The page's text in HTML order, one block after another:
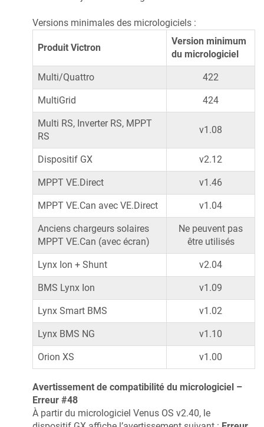
Versions minimales des micrologiciels :
Produit Victron
Version minimum
du micrologiciel
Multi/Quattro 422
MultiGrid 424
Multi RS, Inverter RS, MPPT
RS
v1.08
Dispositif GX v2.12
MPPT VE.Direct v1.46
MPPT VE.Can avec VE.Direct v1.04
Anciens chargeurs solaires
MPPT VE.Can (avec écran)
Ne peuvent pas
être utilisés
Lynx Ion + Shunt v2.04
BMS Lynx Ion v1.09
Lynx Smart BMS v1.02
Lynx BMS NG v1.10
Orion XS v1.00
Avertissement de compatibilité du micrologiciel –
Erreur #48
À partir du micrologiciel Venus OS v2.40, le